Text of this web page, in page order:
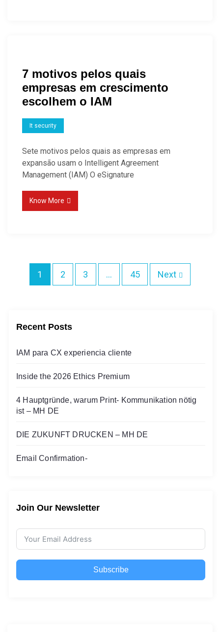
7 motivos pelos quais
empresas em crescimento
escolhem o IAM
It security
Sete motivos pelos quais as empresas em
expansão usam o Intelligent Agreement
Management (IAM) O eSignature
Know More
1 2 3 … 45 Next
Recent Posts
IAM para CX experiencia cliente
Inside the 2026 Ethics Premium
4 Hauptgründe, warum Print- Kommunikation nötig
ist – MH DE
DIE ZUKUNFT DRUCKEN – MH DE
Email Confirmation-
Join Our Newsletter
Subscribe